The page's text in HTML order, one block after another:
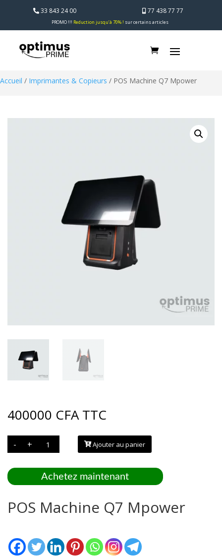
33 843 24 00 77 438 77 77
PROMO !!! Reduction jusqu’à 70% ! sur certains articles
Accueil / Imprimantes & Copieurs / POS Machine Q7 Mpower
400000 CFA TTC
-
quantité
POS
Q7
Mpower
+ Ajouter au panier
Achetez maintenant
POS Machine Q7 Mpower